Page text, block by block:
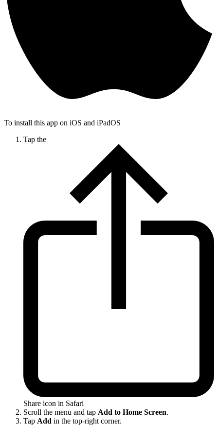
To install this app on iOS and iPadOS
Tap the
Share icon in Safari
Scroll the menu and tap Add to Home Screen.
Tap Add in the top-right corner.